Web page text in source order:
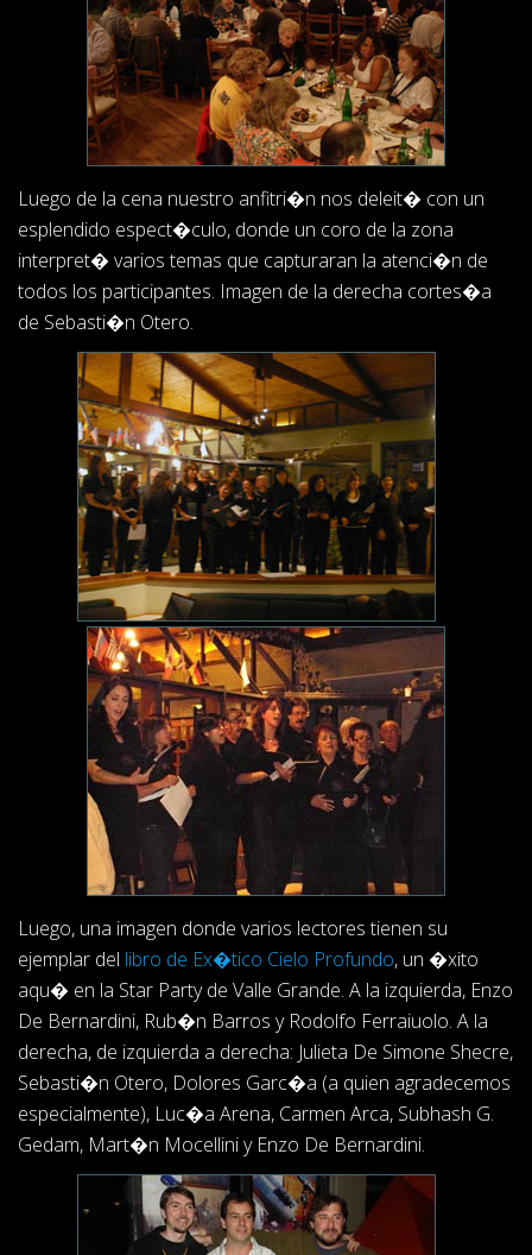
Luego de la cena nuestro anfitri�n nos deleit� con un
esplendido espect�culo, donde un coro de la zona
interpret� varios temas que capturaran la atenci�n de
todos los participantes. Imagen de la derecha cortes�a
de Sebasti�n Otero.
Luego, una imagen donde varios lectores tienen su
ejemplar del libro de Ex�tico Cielo Profundo, un �xito
aqu� en la Star Party de Valle Grande. A la izquierda, Enzo
De Bernardini, Rub�n Barros y Rodolfo Ferraiuolo. A la
derecha, de izquierda a derecha: Julieta De Simone Shecre,
Sebasti�n Otero, Dolores Garc�a (a quien agradecemos
especialmente), Luc�a Arena, Carmen Arca, Subhash G.
Gedam, Mart�n Mocellini y Enzo De Bernardini.